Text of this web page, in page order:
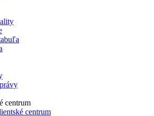
centrum
centrum